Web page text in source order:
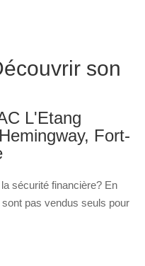
son
L'Etang
Fort-
sécurité financière? En
pas vendus seuls pour